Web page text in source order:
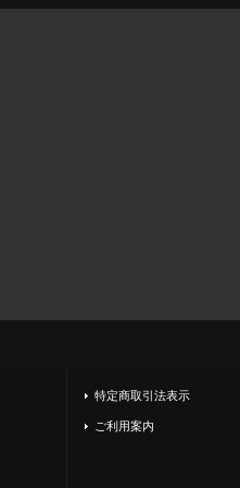
特定商取引法表示
ご利用案内